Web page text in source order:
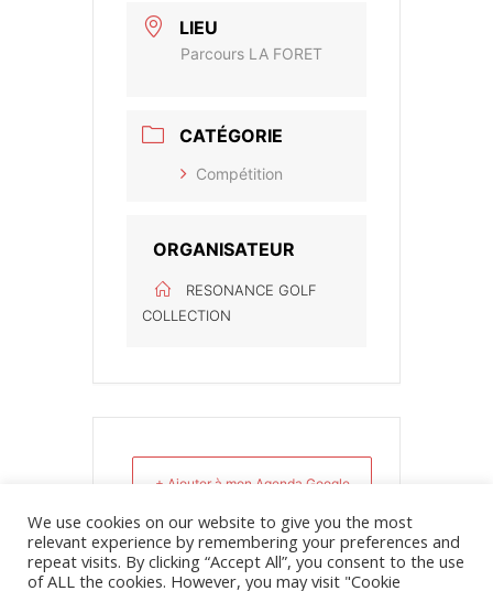
LIEU
Parcours LA FORET
CATÉGORIE
Compétition
ORGANISATEUR
RESONANCE GOLF
COLLECTION
+ Ajouter à mon Agenda Google
+ iCal / Outlook export
We use cookies on our website to give you the most
relevant experience by remembering your preferences and
repeat visits. By clicking “Accept All”, you consent to the use
of ALL the cookies. However, you may visit "Cookie